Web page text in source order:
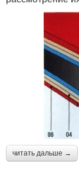
читать дальше →